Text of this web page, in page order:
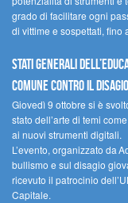
grado di facilitare ogni
di vittime e sospettati, fino
Stati Generali
comune contro il
Giovedì 9 ottobre si è
stato dell’arte di temi
ai nuovi strumenti digitali.
L’evento, organizzato da
bullismo e sul disagio
ricevuto il patrocinio
Capitale.